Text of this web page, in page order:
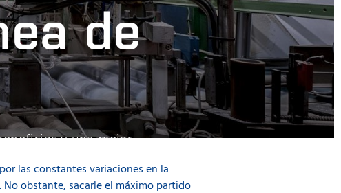
de
y una mejor
las constantes variaciones en la
obstante, sacarle el máximo partido